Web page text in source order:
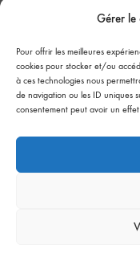
Gérer le
Pour offrir les meilleures
cookies pour stocker et/ou
à ces technologies nous
de navigation ou les ID uniques
consentement peut avoir un
Lausanne, en juin
©2026 JEM